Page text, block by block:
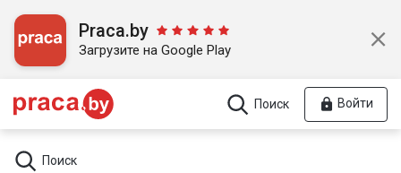
Praca.by
Загрузите на Google Play
Поиск Войти
Поиск